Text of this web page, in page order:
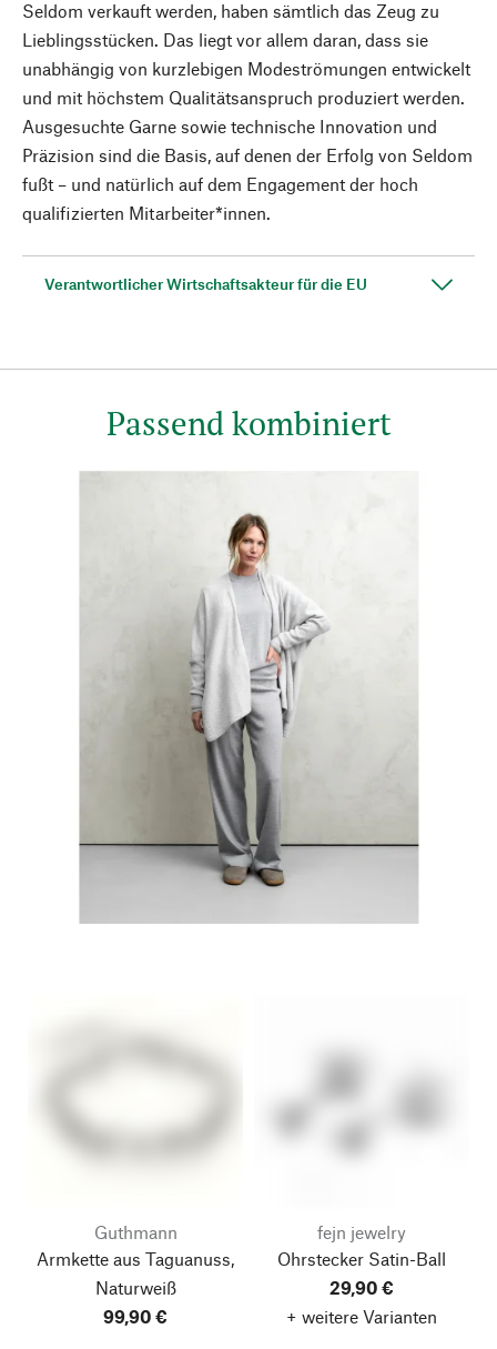
Seldom verkauft werden, haben sämtlich das Zeug zu
Lieblingsstücken. Das liegt vor allem daran, dass sie
unabhängig von kurzlebigen Modeströmungen entwickelt
und mit höchstem Qualitätsanspruch produziert werden.
Ausgesuchte Garne sowie technische Innovation und
Präzision sind die Basis, auf denen der Erfolg von Seldom
fußt – und natürlich auf dem Engagement der hoch
qualifizierten Mitarbeiter*innen.
Verantwortlicher Wirtschaftsakteur für die EU
Passend kombiniert
Guthmann
Armkette aus Taguanuss,
Naturweiß
99,90 €
fejn jewelry
Ohrstecker Satin-Ball
29,90 €
+ weitere Varianten